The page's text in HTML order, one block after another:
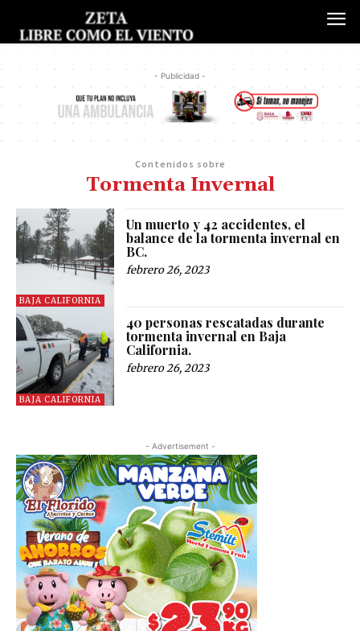
- Publicidad -
Contenidos sobre
Tormenta Invernal
BAJA CALIFORNIA
Un muerto y 42 accidentes, el
balance de la tormenta invernal en
BC.
febrero 26, 2023
BAJA CALIFORNIA
40 personas rescatadas durante
tormenta invernal en Baja
California.
febrero 26, 2023
- Advertisement -